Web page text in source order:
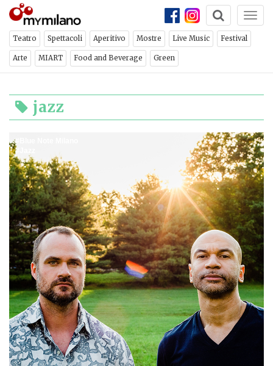
Teatro Spettacoli Aperitivo Mostre Live Music Festival
Arte MIART Food and Beverage Green
jazz
×
NEWSLETTER
Iscriviti per ricevere ogni
settimana la newsletter con
gli eventi di Milano
CHIUDI